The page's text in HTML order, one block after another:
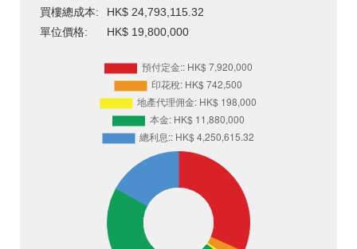
買樓總成本:
HK$ 24,793,115.32
單位價格:
HK$ 19,800,000